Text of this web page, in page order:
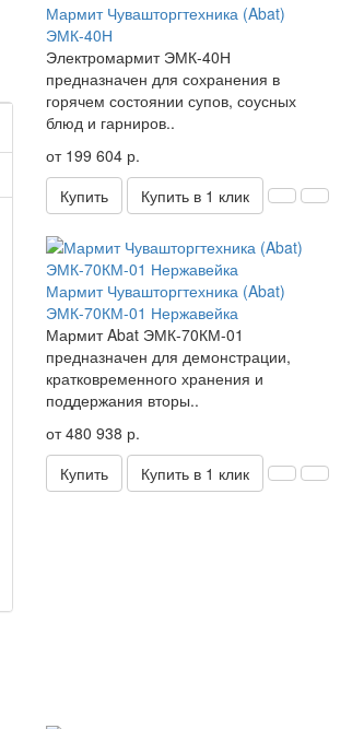
Мармит Чувашторгтехника (Abat)
ЭМК-40Н
Электромармит ЭМК-40Н
предназначен для сохранения в
горячем состоянии супов, соусных
блюд и гарниров..
от 199 604 р.
Купить
Купить в 1 клик
Мармит Чувашторгтехника (Abat)
ЭМК-70КМ-01 Нержавейка
Мармит Abat ЭМК-70КМ-01
предназначен для демонстрации,
кратковременного хранения и
поддержания вторы..
от 480 938 р.
Купить
Купить в 1 клик